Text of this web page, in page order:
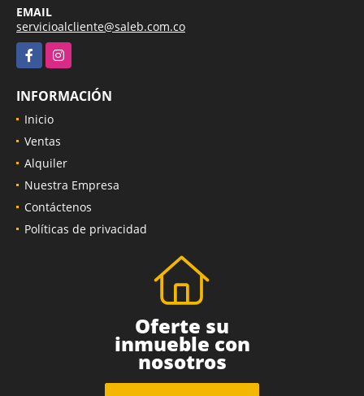
EMAIL
servicioalcliente@saleb.com.co
FacebookInstagram
INFORMACIÓN
Inicio
Ventas
Alquiler
Nuestra Empresa
Contáctenos
Políticas de privacidad
Oferte su
inmueble con
nosotros